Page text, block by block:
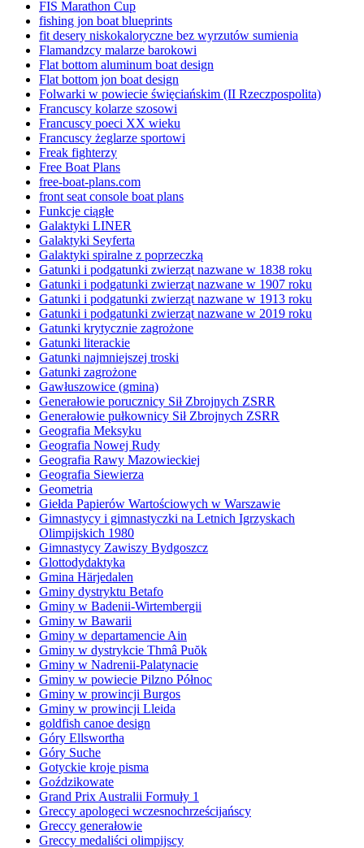
FIS Marathon Cup
fishing jon boat blueprints
fit desery niskokaloryczne bez wyrzutów sumienia
Flamandzcy malarze barokowi
Flat bottom aluminum boat design
Flat bottom jon boat design
Folwarki w powiecie święciańskim (II Rzeczpospolita)
Francuscy kolarze szosowi
Francuscy poeci XX wieku
Francuscy żeglarze sportowi
Freak fighterzy
Free Boat Plans
free-boat-plans.com
front seat console boat plans
Funkcje ciągłe
Galaktyki LINER
Galaktyki Seyferta
Galaktyki spiralne z poprzeczką
Gatunki i podgatunki zwierząt nazwane w 1838 roku
Gatunki i podgatunki zwierząt nazwane w 1907 roku
Gatunki i podgatunki zwierząt nazwane w 1913 roku
Gatunki i podgatunki zwierząt nazwane w 2019 roku
Gatunki krytycznie zagrożone
Gatunki literackie
Gatunki najmniejszej troski
Gatunki zagrożone
Gawłuszowice (gmina)
Generałowie porucznicy Sił Zbrojnych ZSRR
Generałowie pułkownicy Sił Zbrojnych ZSRR
Geografia Meksyku
Geografia Nowej Rudy
Geografia Rawy Mazowieckiej
Geografia Siewierza
Geometria
Giełda Papierów Wartościowych w Warszawie
Gimnastycy i gimnastyczki na Letnich Igrzyskach
Olimpijskich 1980
Gimnastycy Zawiszy Bydgoszcz
Glottodydaktyka
Gmina Härjedalen
Gminy dystryktu Betafo
Gminy w Badenii-Wirtembergii
Gminy w Bawarii
Gminy w departamencie Ain
Gminy w dystrykcie Thmâ Puŏk
Gminy w Nadrenii-Palatynacie
Gminy w powiecie Pilzno Północ
Gminy w prowincji Burgos
Gminy w prowincji Lleida
goldfish canoe design
Góry Ellswortha
Góry Suche
Gotyckie kroje pisma
Goździkowate
Grand Prix Australii Formuły 1
Greccy apologeci wczesnochrześcijańscy
Greccy generałowie
Greccy medaliści olimpijscy